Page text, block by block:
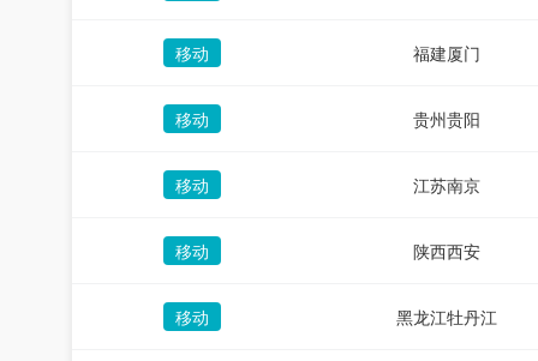
移动 福建厦门
移动 贵州贵阳
移动 江苏南京
移动 陕西西安
移动 黑龙江牡丹江